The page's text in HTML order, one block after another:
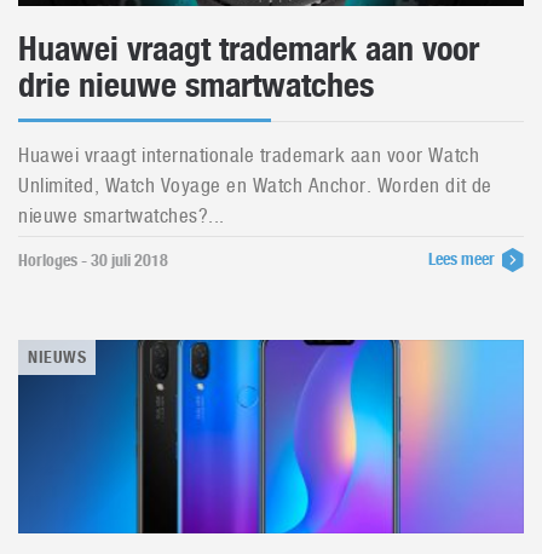
Huawei vraagt trademark aan voor
drie nieuwe smartwatches
Huawei vraagt internationale trademark aan voor Watch
Unlimited, Watch Voyage en Watch Anchor. Worden dit de
nieuwe smartwatches?...
Horloges - 30 juli 2018 Lees meer
NIEUWS